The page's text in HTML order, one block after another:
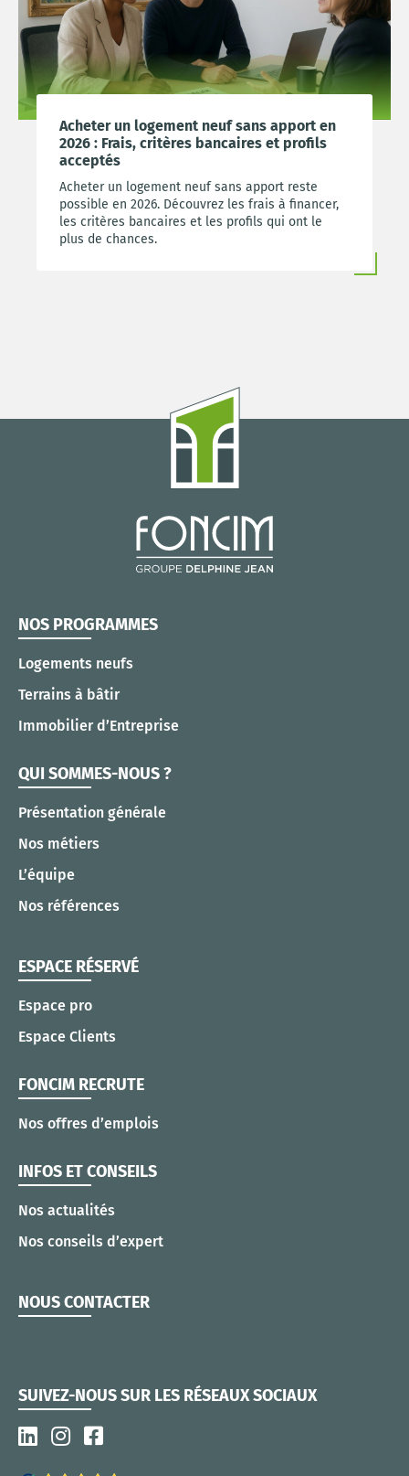
Acheter un logement neuf sans apport en
2026 : Frais, critères bancaires et profils
acceptés
Acheter un logement neuf sans apport reste
possible en 2026. Découvrez les frais à financer,
les critères bancaires et les profils qui ont le
plus de chances.
NOS PROGRAMMES
Logements neufs
Terrains à bâtir
Immobilier d’Entreprise
QUI SOMMES-NOUS ?
Présentation générale
Nos métiers
L’équipe
Nos références
ESPACE RÉSERVÉ
Espace pro
Espace Clients
FONCIM RECRUTE
Nos offres d’emplois
INFOS ET CONSEILS
Nos actualités
Nos conseils d’expert
NOUS CONTACTER
SUIVEZ-NOUS SUR LES RÉSEAUX SOCIAUX